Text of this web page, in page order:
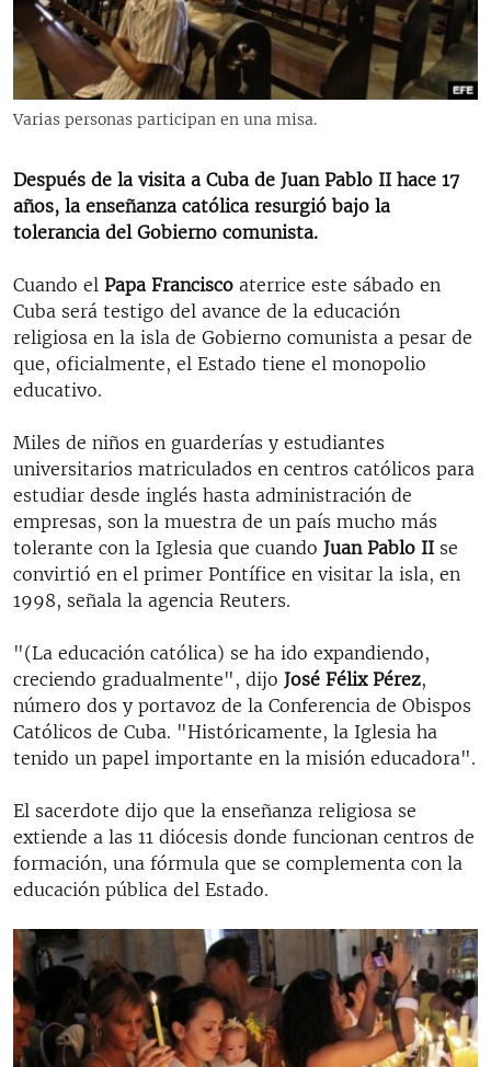
RADIO MARTÍ
ESPECIALES
ESPECIALES
SER VIEJO EN CUBA
KENTU-CUBANO
DESINFORMACIÓN RUSA EN AMÉRICA LATINA
LA INVASIÓN DE RUSIA A UCRANIA
MULTIMEDIA
SÍGUENOS
Varias personas participan en una misa.
Después de la visita a Cuba de Juan Pablo II hace 17
años, la enseñanza católica resurgió bajo la
tolerancia del Gobierno comunista.
Cuando el Papa Francisco aterrice este sábado en
Cuba será testigo del avance de la educación
religiosa en la isla de Gobierno comunista a pesar de
que, oficialmente, el Estado tiene el monopolio
educativo.
Miles de niños en guarderías y estudiantes
universitarios matriculados en centros católicos para
estudiar desde inglés hasta administración de
empresas, son la muestra de un país mucho más
tolerante con la Iglesia que cuando Juan Pablo II se
convirtió en el primer Pontífice en visitar la isla, en
1998, señala la agencia Reuters.
"(La educación católica) se ha ido expandiendo,
creciendo gradualmente", dijo José Félix Pérez,
número dos y portavoz de la Conferencia de Obispos
Católicos de Cuba. "Históricamente, la Iglesia ha
tenido un papel importante en la misión educadora".
El sacerdote dijo que la enseñanza religiosa se
extiende a las 11 diócesis donde funcionan centros de
formación, una fórmula que se complementa con la
educación pública del Estado.